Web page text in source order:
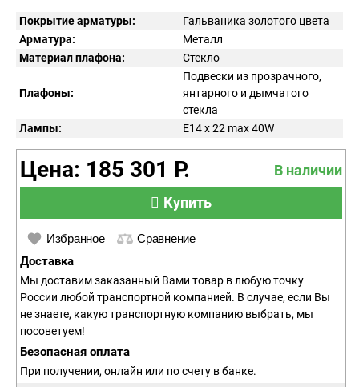
Покрытие арматуры:
Гальваника золотого цвета
Арматура:
Металл
Материал плафона:
Стекло
Плафоны:
Подвески из прозрачного,
янтарного и дымчатого
стекла
Лампы:
E14 x 22 max 40W
Цена: 185 301 Р.
В наличии
Купить
Избранное Сравнение
Доставка
Мы доставим заказанный Вами товар в любую точку
России любой транспортной компанией. В случае, если Вы
не знаете, какую транспортную компанию выбрать, мы
посоветуем!
Безопасная оплата
При получении, онлайн или по счету в банке.